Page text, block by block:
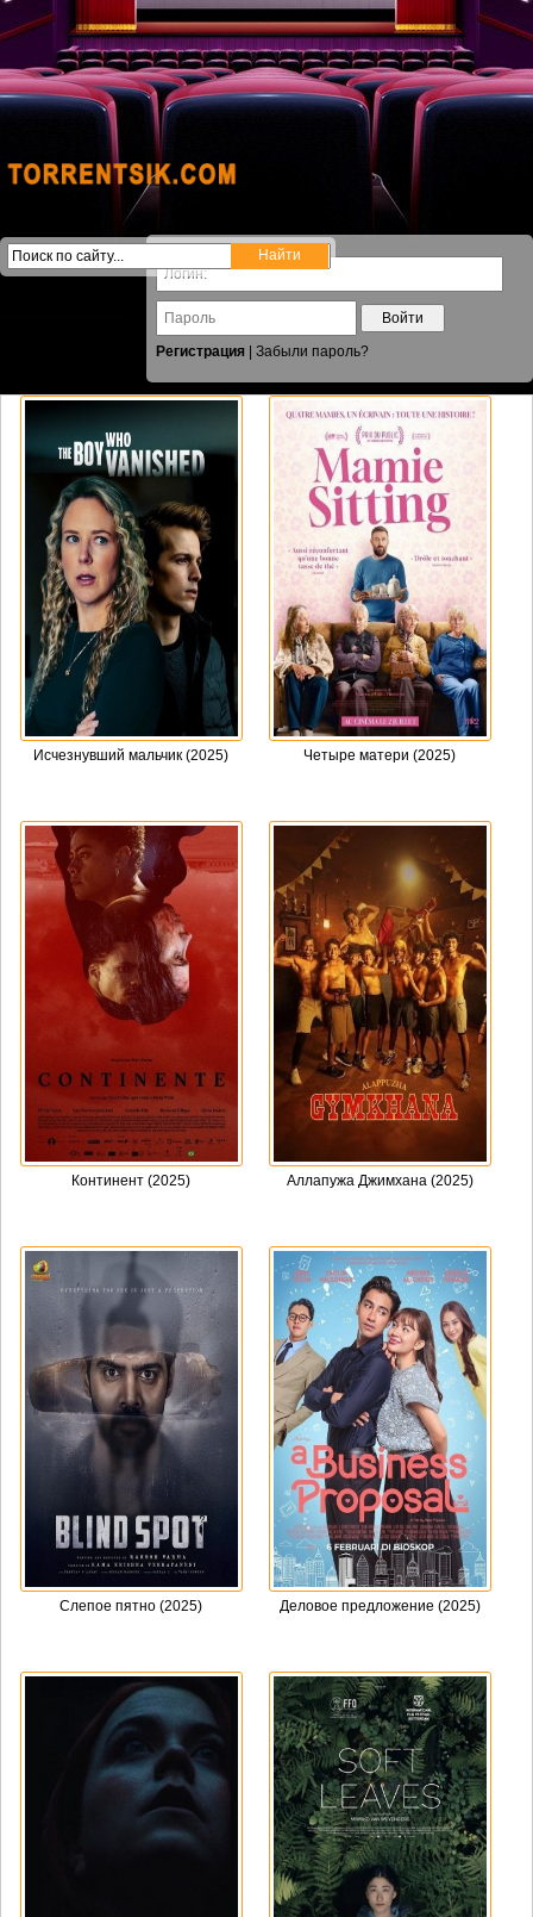
Войти
Регистрация
Забыли пароль?
Исчезнувший мальчик (2025) Четыре матери (2025)
Континент (2025) Аллапужа Джимхана (2025)
Слепое пятно (2025) Деловое предложение (2025)